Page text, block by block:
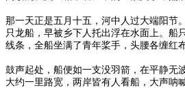
那一天正是五月十五，河中人过大端阳节
只龙船，早被乡下人托出浮在水面上。船
线条，全船坐满了青年桨手，头腰各缠红布
鼓声起处，船便如一支没羽箭，在平静无
大约一里路宽，两岸皆有人看船，大声呐